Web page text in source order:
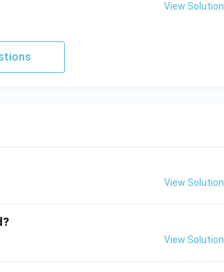
View Solution
View Solution
View Solution